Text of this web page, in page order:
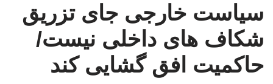
سیاست خارجی جای تزریق
شکاف های داخلی نیست/
حاکمیت افق گشایی کند